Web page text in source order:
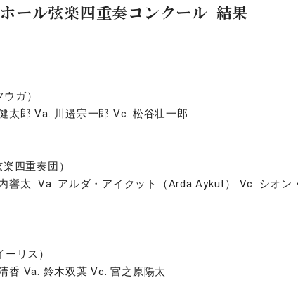
ール弦楽四重奏コンクール 結果
ガ）
太郎 Va. 川邉宗一郎 Vc. 松谷壮一郎
四重奏団）
響太 Va. アルダ・アイクット（Arda Aykut） Vc. シオン
リス）
香 Va. 鈴木双葉 Vc. 宮之原陽太